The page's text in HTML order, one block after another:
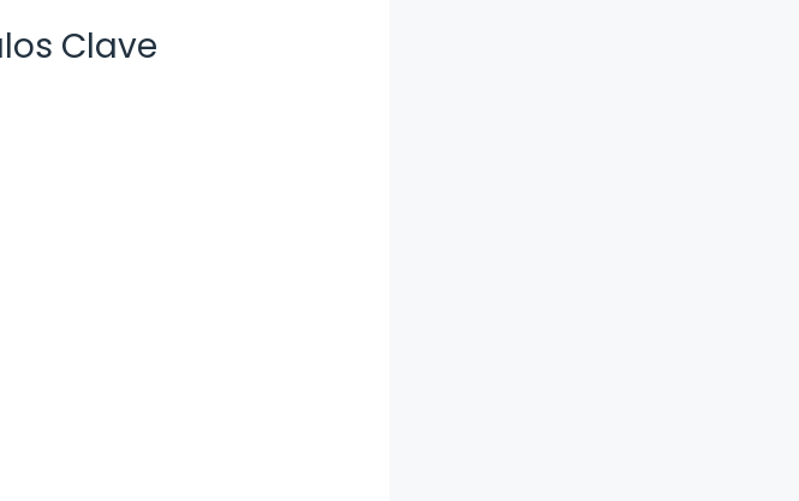
Clave